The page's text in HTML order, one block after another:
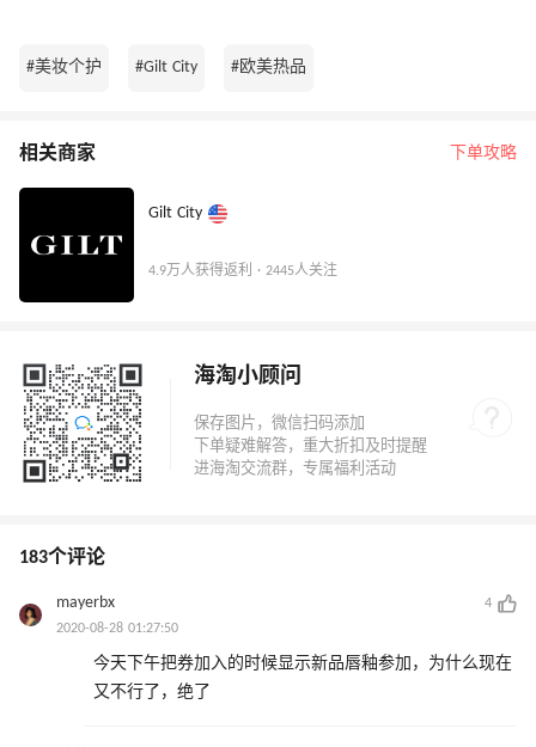
#美妆个护 #Gilt City #欧美热品
相关商家 下单攻略
Gilt City
4.9万人获得返利 · 2445人关注
海淘小顾问
183个评论
mayerbx
4
2020-08-28 01:27:50
今天下午把券加入的时候显示新品唇釉参加，为什么现在
又不行了，绝了